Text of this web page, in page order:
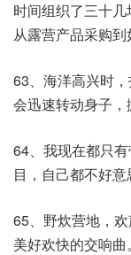
时间组织了三十
从露营产品采购到
63、海洋高兴时
会迅速转动身子，
64、我现在都只
目，自己都不好意
65、野炊营地，
美好欢快的交响曲。